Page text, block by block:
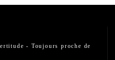
- Toujours proche de